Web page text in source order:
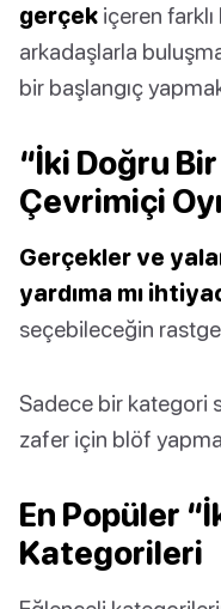
gerçek içeren
arkadaşlarla
bir başlangıç
“İki Doğru
Çevrimiçi
Gerçekler ve
yardıma mı
seçebileceğin
Sadece bir kategori
zafer için blöf
En Popüler
Kategorileri